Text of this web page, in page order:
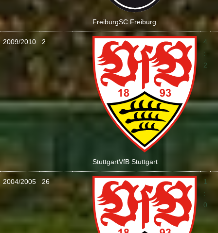
FreiburgSC Freiburg
2009/2010 2
StuttgartVfB Stuttgart
4
:
2
2004/2005 26
1
:
0